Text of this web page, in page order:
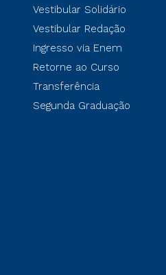
Vestibular Solidário
Vestibular Redação
Ingresso via Enem
Retorne ao Curso
Transferência
Segunda Graduação